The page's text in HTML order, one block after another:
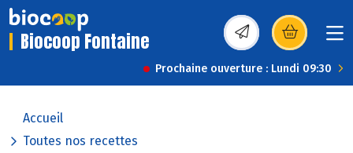
Biocoop Fontaine (s’ouvre dans une
Prochaine ouverture : Lundi 09:30
Accueil
Toutes nos recettes